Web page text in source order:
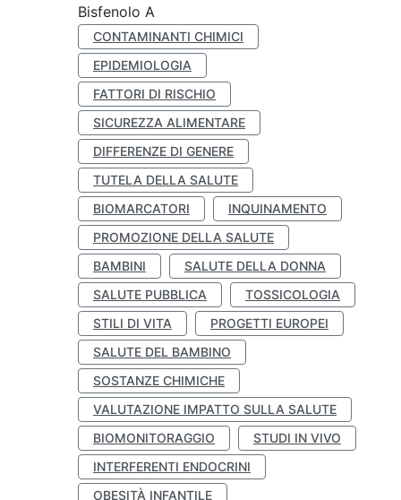
Bisfenolo A
CONTAMINANTI CHIMICI
EPIDEMIOLOGIA
FATTORI DI RISCHIO
SICUREZZA ALIMENTARE
DIFFERENZE DI GENERE
TUTELA DELLA SALUTE
BIOMARCATORI
INQUINAMENTO
PROMOZIONE DELLA SALUTE
BAMBINI
SALUTE DELLA DONNA
SALUTE PUBBLICA
TOSSICOLOGIA
STILI DI VITA
PROGETTI EUROPEI
SALUTE DEL BAMBINO
SOSTANZE CHIMICHE
VALUTAZIONE IMPATTO SULLA SALUTE
BIOMONITORAGGIO
STUDI IN VIVO
INTERFERENTI ENDOCRINI
OBESITÀ INFANTILE